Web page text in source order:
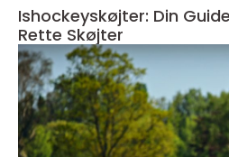
Ishockeyskøjter: Din
Rette Skøjter